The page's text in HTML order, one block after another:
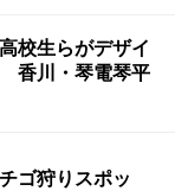
校生らがデザイ
香川・琴電琴平
ゴ狩りスポッ